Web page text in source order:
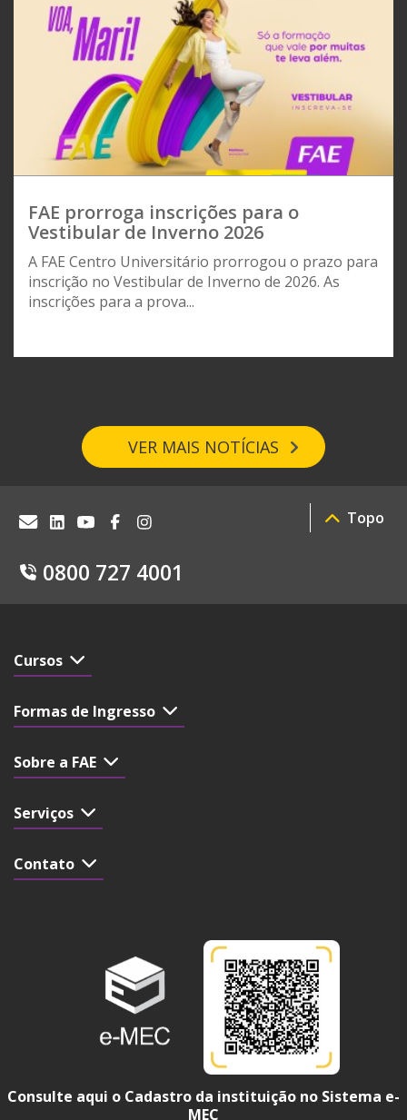
FAE prorroga inscrições para o
Vestibular de Inverno 2026
A FAE Centro Universitário prorrogou o prazo para
inscrição no Vestibular de Inverno de 2026. As
inscrições para a prova...
VER MAIS NOTÍCIAS
0800 727 4001
Topo
Cursos
Formas de Ingresso
Sobre a FAE
Serviços
Contato
Consulte aqui o Cadastro da instituição no Sistema e-
MEC